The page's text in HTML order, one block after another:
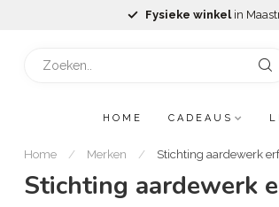
Fysieke winkel in
HOME CADEAUS
Home / Merken / Stichting aardewerk
Stichting aardewerk